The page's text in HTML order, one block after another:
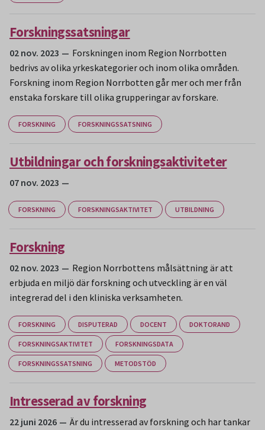
Forskningssatsningar
02 nov. 2023
Forskningen inom Region Norrbotten
bedrivs av olika yrkeskategorier och inom olika områden.
Forskning inom Region Norrbotten går mer och mer från
enstaka forskare till olika grupperingar av forskare.
FORSKNING FORSKNINGSSATSNING
Utbildningar och forskningsaktiviteter
07 nov. 2023
FORSKNING FORSKNINGSAKTIVITET UTBILDNING
Forskning
02 nov. 2023
Region Norrbottens målsättning är att
erbjuda en miljö där forskning och utveckling är en väl
integrerad del i den kliniska verksamheten.
FORSKNING DISPUTERAD DOCENT DOKTORAND
FORSKNINGSAKTIVITET FORSKNINGSDATA
FORSKNINGSSATSNING METODSTÖD
Intresserad av forskning
22 juni 2026
Är du intresserad av forskning och har tankar